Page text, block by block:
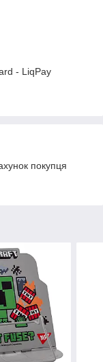
- LiqPay
покупця